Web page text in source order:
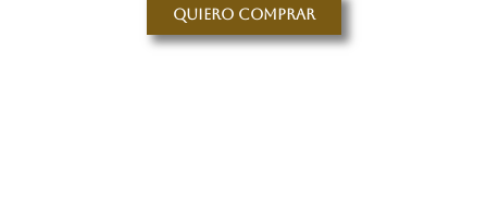
Quiero comprar